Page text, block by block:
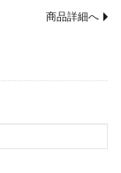
商品詳細へ